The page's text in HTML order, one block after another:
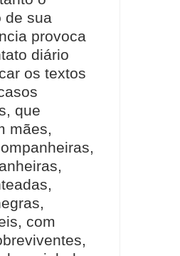
de sua
provoca
diário
os textos
que
mães,
com